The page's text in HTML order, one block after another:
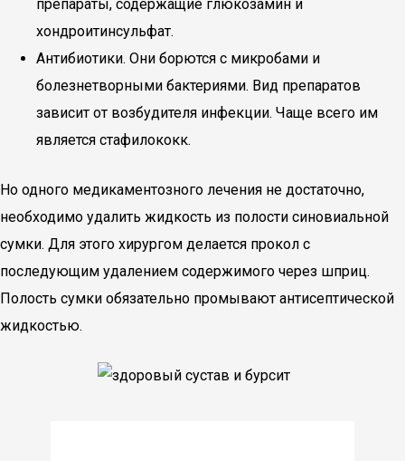
препараты, содержащие глюкозамин и
хондроитинсульфат.
Антибиотики. Они борются с микробами и
болезнетворными бактериями. Вид препаратов
зависит от возбудителя инфекции. Чаще всего им
является стафилококк.
Но одного медикаментозного лечения не достаточно,
необходимо удалить жидкость из полости синовиальной
сумки. Для этого хирургом делается прокол с
последующим удалением содержимого через шприц.
Полость сумки обязательно промывают антисептической
жидкостью.